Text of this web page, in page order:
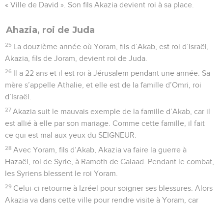
« Ville de David ». Son fils Akazia devient roi à sa place.
Ahazia, roi de Juda
25 La douzième année où Yoram, fils d’Akab, est roi d’Israël,
Akazia, fils de Joram, devient roi de Juda.
26 Il a 22 ans et il est roi à Jérusalem pendant une année. Sa
mère s’appelle Athalie, et elle est de la famille d’Omri, roi
d’Israël.
27 Akazia suit le mauvais exemple de la famille d’Akab, car il
est allié à elle par son mariage. Comme cette famille, il fait
ce qui est mal aux yeux du SEIGNEUR.
28 Avec Yoram, fils d’Akab, Akazia va faire la guerre à
Hazaël, roi de Syrie, à Ramoth de Galaad. Pendant le combat,
les Syriens blessent le roi Yoram.
29 Celui-ci retourne à Izréel pour soigner ses blessures. Alors
Akazia va dans cette ville pour rendre visite à Yoram, car